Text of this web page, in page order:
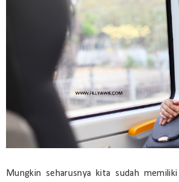
Mungkin seharusnya kita sudah